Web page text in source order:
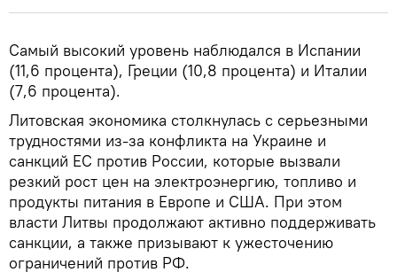
Самый высокий уровень наблюдался в Испании
(11,6 процента), Греции (10,8 процента) и Италии
(7,6 процента).
Литовская экономика столкнулась с серьезными
трудностями из-за конфликта на Украине и
санкций ЕС против России, которые вызвали
резкий рост цен на электроэнергию, топливо и
продукты питания в Европе и США. При этом
власти Литвы продолжают активно поддерживать
санкции, а также призывают к ужесточению
ограничений против РФ.